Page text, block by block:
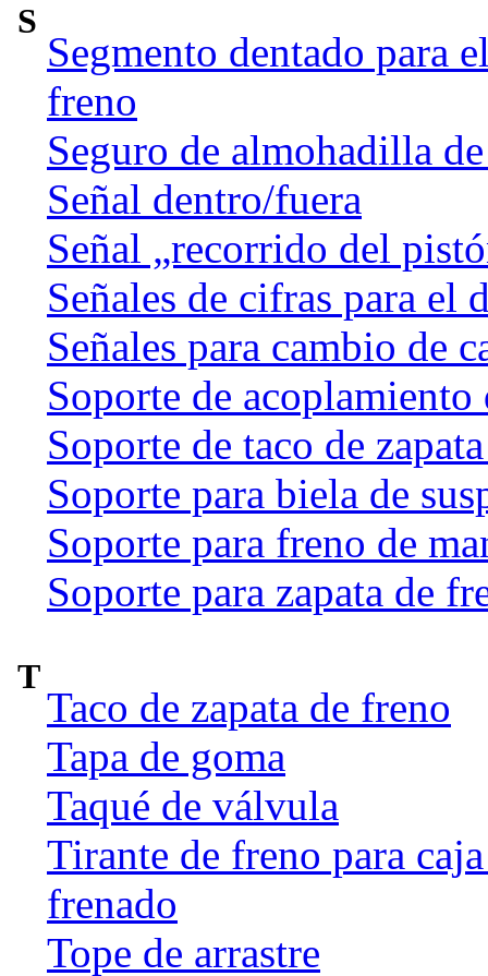
S
Segmento dentado para
freno
Seguro de almohadilla
Señal dentro/fuera
Señal „recorrido del
Señales de cifras para
Señales para cambio de
Soporte de acoplamiento
Soporte de taco de
Soporte para biela de
Soporte para freno de
Soporte para zapata de
T
Taco de zapata de freno
Tapa de goma
Taqué de válvula
Tirante de freno para
frenado
Tope de arrastre